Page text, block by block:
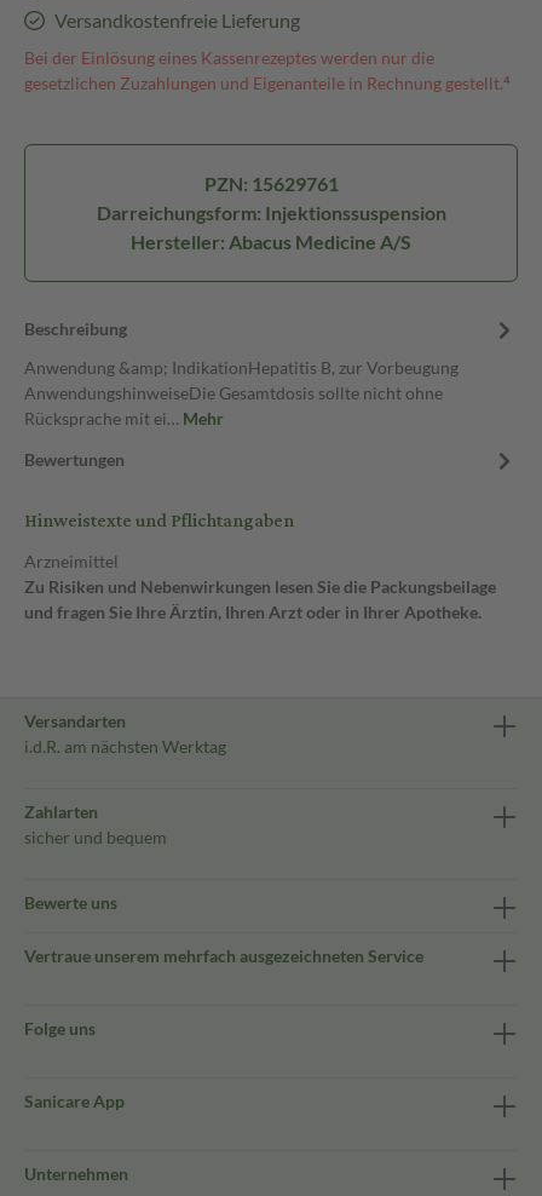
Versandkostenfreie Lieferung
Bei der Einlösung eines Kassenrezeptes werden nur die
gesetzlichen Zuzahlungen und Eigenanteile in Rechnung gestellt.⁴
PZN: 15629761
Darreichungsform: Injektionssuspension
Hersteller: Abacus Medicine A/S
Beschreibung
Anwendung &amp; IndikationHepatitis B, zur Vorbeugung
AnwendungshinweiseDie Gesamtdosis sollte nicht ohne
Rücksprache mit ei… Mehr
Bewertungen
Hinweistexte und Pflichtangaben
Arzneimittel
Zu Risiken und Nebenwirkungen lesen Sie die Packungsbeilage
und fragen Sie Ihre Ärztin, Ihren Arzt oder in Ihrer Apotheke.
Versandarten
i.d.R. am nächsten Werktag
Zahlarten
sicher und bequem
Bewerte uns
Vertraue unserem mehrfach ausgezeichneten Service
Folge uns
Sanicare App
Unternehmen